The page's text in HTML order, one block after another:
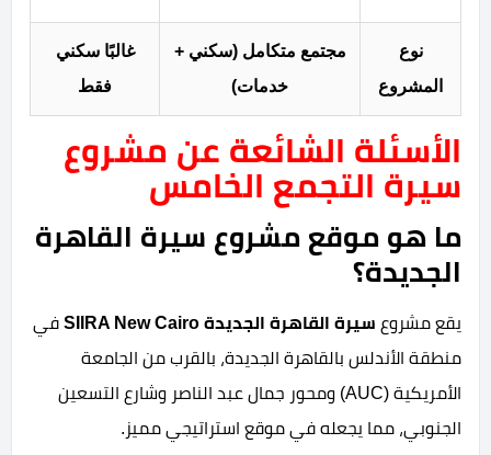
نوع
المشروع
مجتمع متكامل (سكني +
خدمات)
غالبًا سكني
فقط
الأسئلة الشائعة عن مشروع
سيرة التجمع الخامس
ما هو موقع مشروع سيرة القاهرة
الجديدة؟
يقع مشروع سيرة القاهرة الجديدة SIIRA New Cairo
في
منطقة الأندلس بالقاهرة الجديدة، بالقرب من الجامعة
الأمريكية (AUC) ومحور جمال عبد الناصر وشارع التسعين
الجنوبي، مما يجعله في موقع استراتيجي مميز.